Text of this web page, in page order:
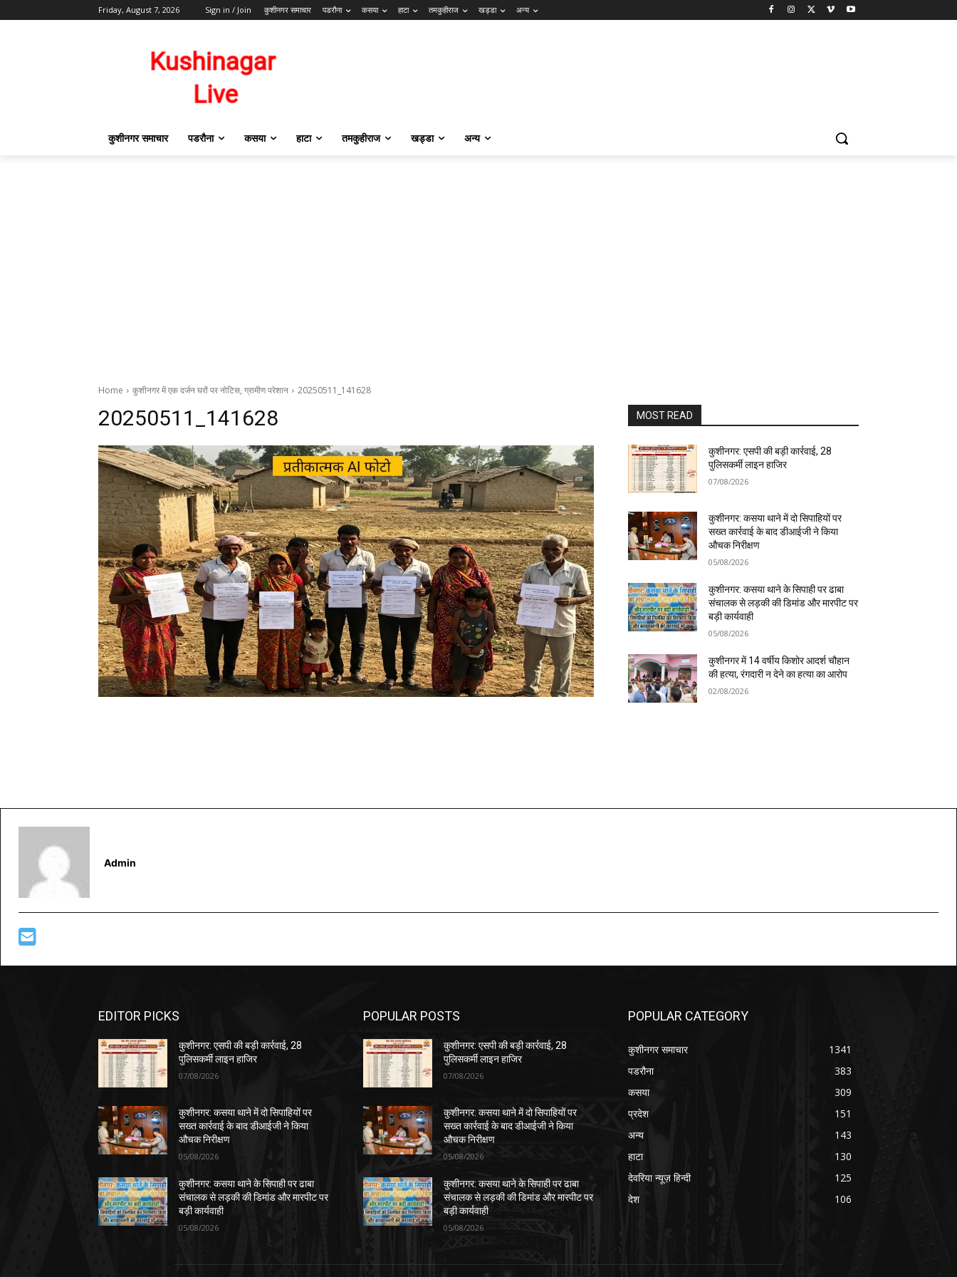
Friday, August 7, 2026 Sign in / Join कुशीनगर समाचार पडरौना कसया हाटा तमकुहीराज खड्डा अन्य
कुशीनगर समाचार पडरौना कसया हाटा तमकुहीराज खड्डा अन्य
Home कुशीनगर में एक दर्जन घरों पर नोटिस, ग्रामीण परेशान 20250511_141628
20250511_141628 MOST READ
कुशीनगर: एसपी की बड़ी कार्रवाई, 28
पुलिसकर्मी लाइन हाजिर
07/08/2026
कुशीनगर: कसया थाने में दो सिपाहियों पर
सख्त कार्रवाई के बाद डीआईजी ने किया
औचक निरीक्षण
05/08/2026
कुशीनगर: कसया थाने के सिपाही पर ढाबा
संचालक से लड़की की डिमांड और मारपीट पर
बड़ी कार्यवाही
05/08/2026
कुशीनगर में 14 वर्षीय किशोर आदर्श चौहान
की हत्या, रंगदारी न देने का हत्या का आरोप
02/08/2026
Admin
EDITOR PICKS
कुशीनगर: एसपी की बड़ी कार्रवाई, 28
पुलिसकर्मी लाइन हाजिर
07/08/2026
कुशीनगर: कसया थाने में दो सिपाहियों पर
सख्त कार्रवाई के बाद डीआईजी ने किया
औचक निरीक्षण
05/08/2026
कुशीनगर: कसया थाने के सिपाही पर ढाबा
संचालक से लड़की की डिमांड और मारपीट पर
बड़ी कार्यवाही
05/08/2026
POPULAR POSTS
कुशीनगर: एसपी की बड़ी कार्रवाई, 28
पुलिसकर्मी लाइन हाजिर
07/08/2026
कुशीनगर: कसया थाने में दो सिपाहियों पर
सख्त कार्रवाई के बाद डीआईजी ने किया
औचक निरीक्षण
05/08/2026
कुशीनगर: कसया थाने के सिपाही पर ढाबा
संचालक से लड़की की डिमांड और मारपीट पर
बड़ी कार्यवाही
05/08/2026
POPULAR CATEGORY
कुशीनगर समाचार
1341
पडरौना
383
कसया
309
प्रदेश
151
अन्य
143
हाटा
130
देवरिया न्यूज़ हिन्दी
125
देश
106